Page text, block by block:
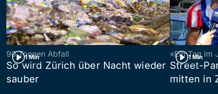
1 Min
90 Tonnen Abfall
So wird Zürich über Nacht wieder
sauber
1 Min
«Ein Tag im
Street-
mitten in